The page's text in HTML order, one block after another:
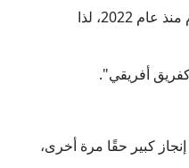
وقال بونو لموقع الاتحاد الدولي لكرة القدم (فيفا): "هناك فرقٌ مرشحةٌ للفوز أكثر منا، أما نحن، فقد كنا على هذا الدرب من التقدم منذ عام 2022، لذا
كفريق أفريقي".
إنجاز كبير حقًا مرة أخرى،